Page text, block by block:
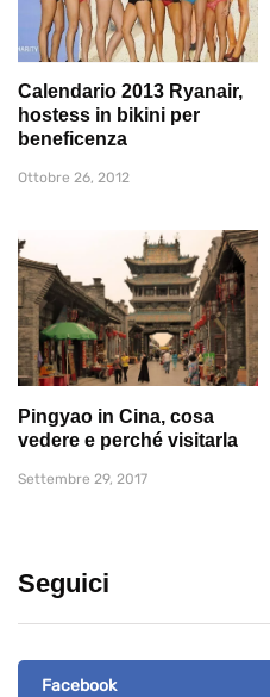
Calendario 2013 Ryanair,
hostess in bikini per
beneficenza
Ottobre 26, 2012
Pingyao in Cina, cosa
vedere e perché visitarla
Settembre 29, 2017
Seguici
Facebook